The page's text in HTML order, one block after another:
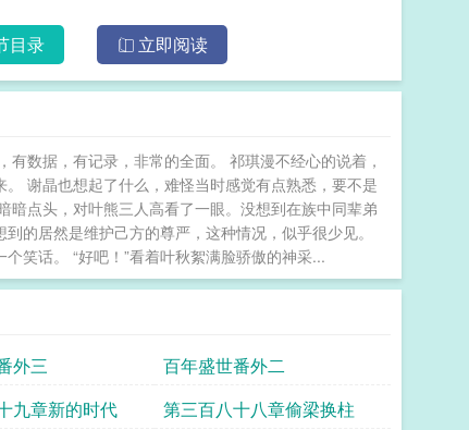
目录 立即阅读
数据，有记录，非常的全面。 祁琪漫不经心的说着，
谢晶也想起了什么，难怪当时感觉有点熟悉，要不是
点头，对叶熊三人高看了一眼。没想到在族中同辈弟
的居然是维护己方的尊严，这种情况，似乎很少见。
笑话。 “好吧！”看着叶秋絮满脸骄傲的神采...
外三
百年盛世番外二
九章新的时代
第三百八十八章偷梁换柱